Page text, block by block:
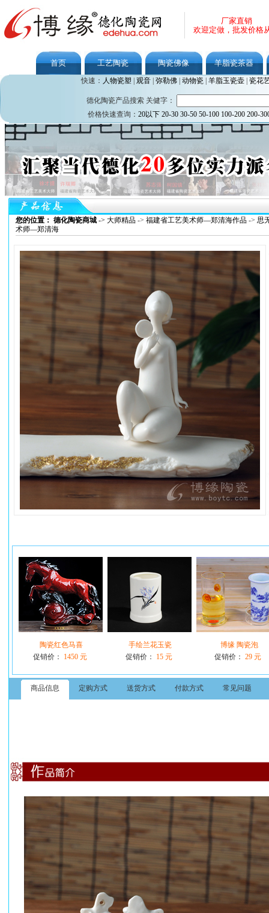
厂家直销
欢迎定做，批发价格
首页 工艺陶瓷 陶瓷佛像 羊脂瓷茶器
快速： 人物瓷塑 观音| 弥勒佛| 动物瓷| 羊脂玉瓷壶| 瓷花
德化陶瓷产品搜索 关健字：
价格快速查询： 20以下 20-30 30-50 50-100 100-200 200-
您的位置： 德化陶瓷商城 -> 大师精品 -> 福建省工艺美术师—郑清海作品 -> 思
术师—郑清海
陶瓷红色马喜
促销价：
1450 元
手绘兰花玉瓷
促销价：
15 元
博缘 陶瓷泡
促销价： 29 元
商品信息 定购方式 送货方式 付款方式 常见问题